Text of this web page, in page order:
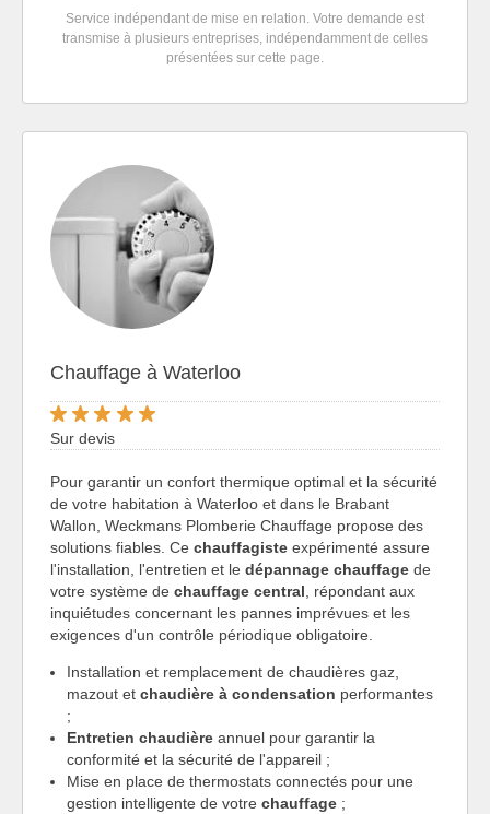
Service indépendant de mise en relation. Votre demande est
transmise à plusieurs entreprises, indépendamment de celles
présentées sur cette page.
Chauffage à Waterloo
Sur devis
Pour garantir un confort thermique optimal et la sécurité
de votre habitation à Waterloo et dans le Brabant
Wallon, Weckmans Plomberie Chauffage propose des
solutions fiables. Ce chauffagiste expérimenté assure
l'installation, l'entretien et le dépannage chauffage de
votre système de chauffage central , répondant aux
inquiétudes concernant les pannes imprévues et les
exigences d'un contrôle périodique obligatoire.
Installation et remplacement de chaudières gaz,
mazout et chaudière à condensation performantes
;
Entretien chaudière annuel pour garantir la
conformité et la sécurité de l'appareil ;
Mise en place de thermostats connectés pour une
gestion intelligente de votre chauffage ;